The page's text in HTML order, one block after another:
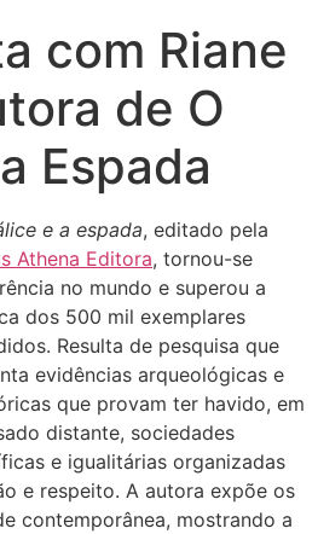
com Riane
de O
Espada
e a espada, editado pela
Athena Editora, tornou-se
no mundo e superou a
dos 500 mil exemplares
Resulta de pesquisa que
evidências arqueológicas e
que provam ter havido, em
distante, sociedades
e igualitárias organizadas
e respeito. A autora expõe os
contemporânea, mostrando a